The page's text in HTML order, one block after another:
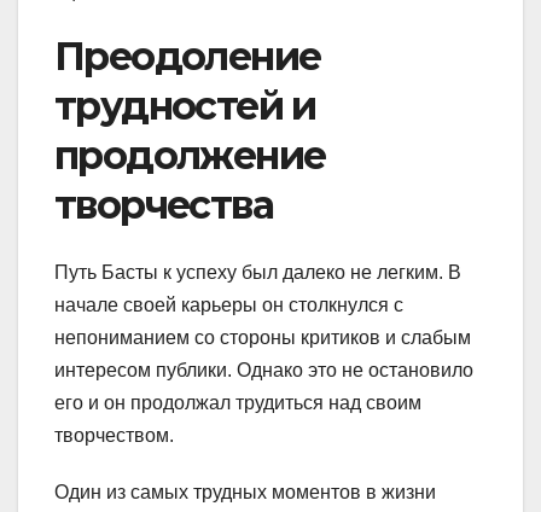
Преодоление
трудностей и
продолжение
творчества
Путь Басты к успеху был далеко не легким. В
начале своей карьеры он столкнулся с
непониманием со стороны критиков и слабым
интересом публики. Однако это не остановило
его и он продолжал трудиться над своим
творчеством.
Один из самых трудных моментов в жизни